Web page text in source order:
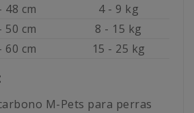
48 cm
4 - 9 kg
50 cm
8 - 15 kg
60 cm 15 - 25 kg
M-Pets para perras